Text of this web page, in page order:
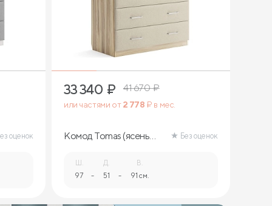
оценок
33 340 ₽ 41 670₽
или частями от2 778 ₽ в мес.
Комод Tomas (ясень
Без оценок
97 -
Д.
51 -
В.
91 см.